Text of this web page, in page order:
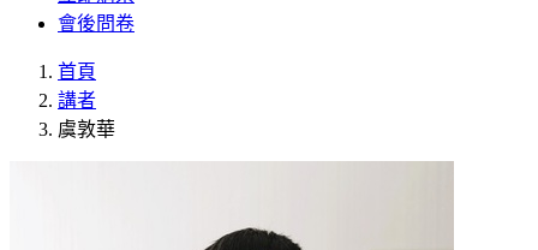
會後問卷
首頁
講者
虞敦華